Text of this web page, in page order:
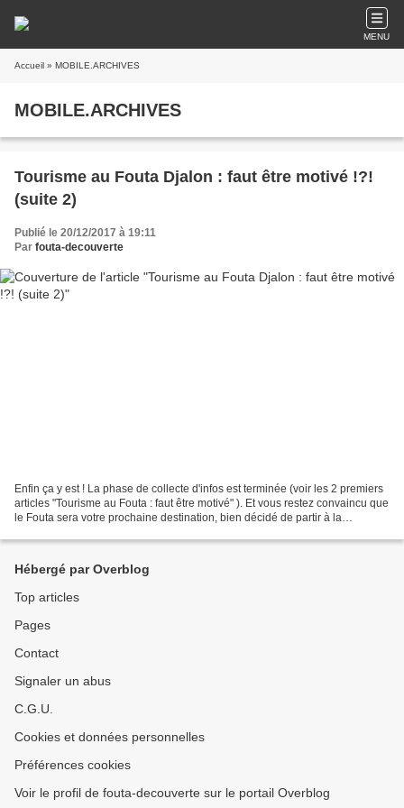
MENU
Accueil » MOBILE.ARCHIVES
MOBILE.ARCHIVES
Tourisme au Fouta Djalon : faut être motivé !?!
(suite 2)
Publié le 20/12/2017 à 19:11
Par fouta-decouverte
Enfin ça y est ! La phase de collecte d'infos est terminée (voir les 2 premiers
articles "Tourisme au Fouta : faut être motivé" ). Et vous restez convaincu que
le Fouta sera votre prochaine destination, bien décidé de partir à la
Hébergé par Overblog
Top articles
Pages
Contact
Signaler un abus
C.G.U.
Cookies et données personnelles
Préférences cookies
Voir le profil de fouta-decouverte sur le portail Overblog